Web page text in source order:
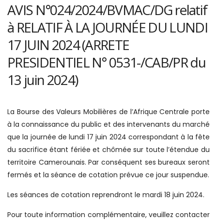
AVIS N°024/2024/BVMAC/DG relatif
à RELATIF À LA JOURNÉE DU LUNDI
17 JUIN 2024 (ARRETE
PRESIDENTIEL N° 0531-/CAB/PR du
13 juin 2024)
La Bourse des Valeurs Mobilières de l’Afrique Centrale porte
à la connaissance du public et des intervenants du marché
que la journée de lundi 17 juin 2024 correspondant à la fête
du sacrifice étant fériée et chômée sur toute l’étendue du
territoire Camerounais. Par conséquent ses bureaux seront
fermés et la séance de cotation prévue ce jour suspendue.
Les séances de cotation reprendront le mardi 18 juin 2024.
Pour toute information complémentaire, veuillez contacter